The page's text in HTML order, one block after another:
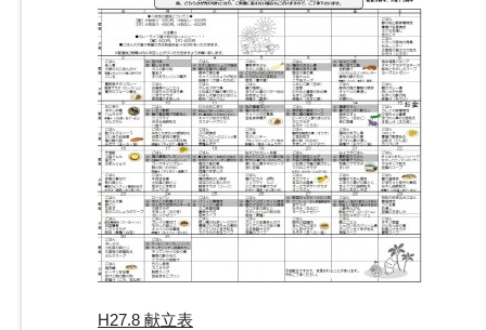
H27.8 献立表